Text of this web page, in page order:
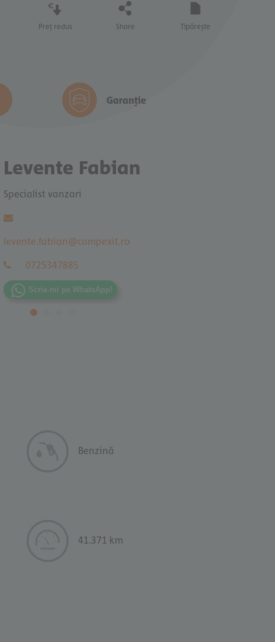
Preț redus Share Tipărește
Garanție
Mă interesează
Levente Fabian
Specialist vanzari
levente.fabian@compexit.ro
0725347885
Scrie-mi pe WhatsApp!
Benzină
41.371 km